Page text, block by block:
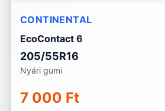
CONTINENTAL
EcoContact 6
205/55R16
Nyári gumi
7 000 Ft